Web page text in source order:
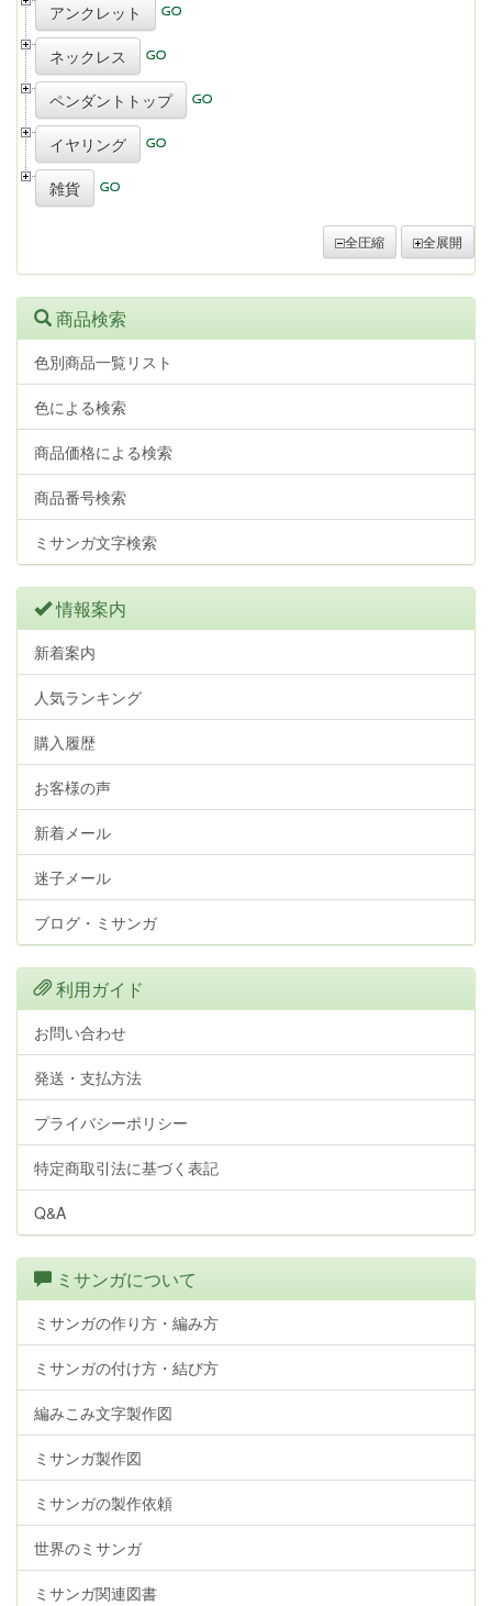
アンクレット
ネックレス
ペンダントトップ
イヤリング
雑貨
全圧縮 全展開
商品検索
色別商品一覧リスト
色による検索
商品価格による検索
商品番号検索
ミサンガ文字検索
情報案内
新着案内
人気ランキング
購入履歴
お客様の声
新着メール
迷子メール
ブログ・ミサンガ
利用ガイド
お問い合わせ
発送・支払方法
プライバシーポリシー
特定商取引法に基づく表記
Q&A
ミサンガについて
ミサンガの作り方・編み方
ミサンガの付け方・結び方
編みこみ文字製作図
ミサンガ製作図
ミサンガの製作依頼
世界のミサンガ
ミサンガ関連図書